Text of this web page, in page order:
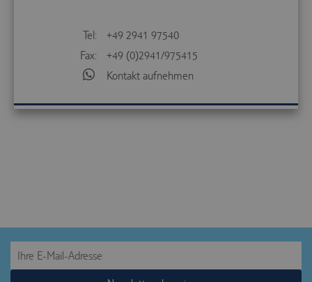
Tel:
+49 2941 97540
Fax:
+49 (0)2941/975415
Kontakt aufnehmen